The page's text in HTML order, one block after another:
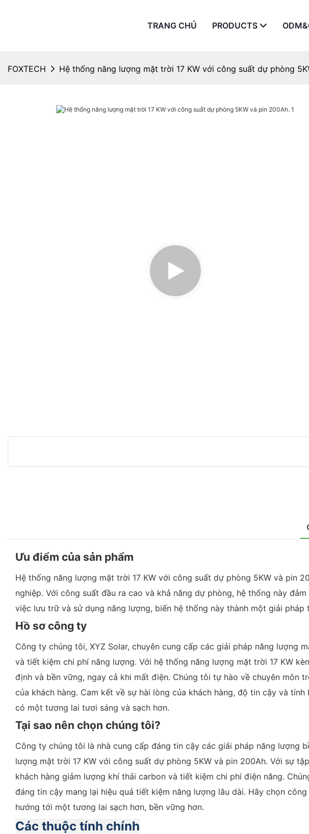
TRANG CHỦ PRODUCTS
FOXTECH Hệ thống năng lượng mặt trời 17 KW với công suất dự phòng
Ưu điểm của sản phẩm
Hệ thống năng lượng mặt trời 17 KW với công suất dự phòng 5KW và pin
nghiệp. Với công suất đầu ra cao và khả năng dự phòng, hệ thống này
việc lưu trữ và sử dụng năng lượng, biến hệ thống này thành một giải
Hồ sơ công ty
Công ty chúng tôi, XYZ Solar, chuyên cung cấp các giải pháp năng
và tiết kiệm chi phí năng lượng. Với hệ thống năng lượng mặt trời 17 KW
định và bền vững, ngay cả khi mất điện. Chúng tôi tự hào về chuyên môn
của khách hàng. Cam kết về sự hài lòng của khách hàng, độ tin cậy và
có một tương lai tươi sáng và sạch hơn.
Tại sao nên chọn chúng tôi?
Công ty chúng tôi là nhà cung cấp đáng tin cậy các giải pháp năng lượng
lượng mặt trời 17 KW với công suất dự phòng 5KW và pin 200Ah. Với sự
khách hàng giảm lượng khí thải carbon và tiết kiệm chi phí điện năng.
đáng tin cậy mang lại hiệu quả tiết kiệm năng lượng lâu dài. Hãy chọn
hướng tới một tương lai sạch hơn, bền vững hơn.
Các thuộc tính chính